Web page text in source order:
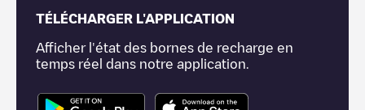
TÉLÉCHARGER L'APPLICATION
Afficher l'état des bornes de recharge en
temps réel dans notre application.